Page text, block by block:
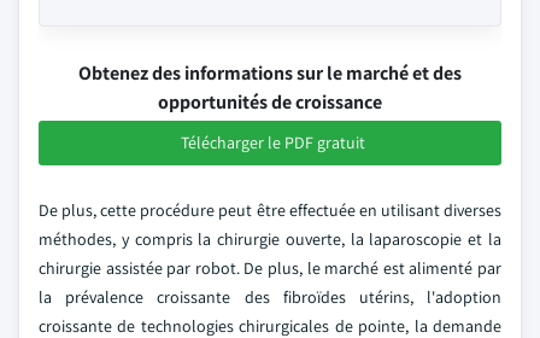
Obtenez des informations sur le marché et des
opportunités de croissance
Télécharger le PDF gratuit
De plus, cette procédure peut être effectuée en utilisant diverses
méthodes, y compris la chirurgie ouverte, la laparoscopie et la
chirurgie assistée par robot. De plus, le marché est alimenté par
la prévalence croissante des fibroïdes utérins, l'adoption
croissante de technologies chirurgicales de pointe, la demande